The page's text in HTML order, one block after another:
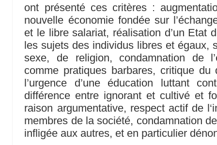
ont présenté ces critères :
nouvelle économie fondée sur
et le libre salariat, réalisation d’un Etat
les sujets des individus libres et égaux,
sexe, de religion, condamnation de
comme pratiques barbares, critique du
l’urgence d’une éducation luttant
différence entre ignorant et cultivé et
raison argumentative, respect actif de
membres de la société, condamnation
infligée aux autres, et en particulier